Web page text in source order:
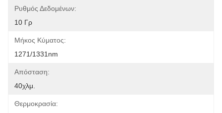
Ρυθμός Δεδομένων:
10 Γρ
Μήκος Κύματος:
1271/1331nm
Απόσταση:
40χλμ.
Θερμοκρασία: